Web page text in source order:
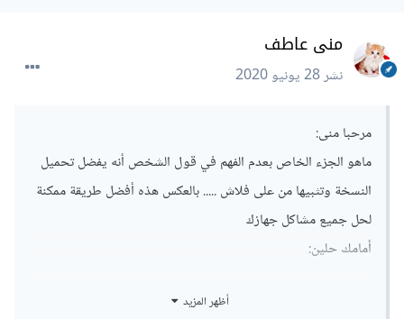
منى عاطف
نشر28 يونيو 2020
مرحبا منى:
ماهو الجزء الخاص بعدم الفهم في قول الشخص أنه يفضل تحميل
النسخة وتثبيها من على فلاش ..... بالعكس هذه أفضل طريقة ممكنة
لحل جميع مشاكل جهازك
أمامك حلين:
الترقية عن طريق التحديثات الخاصة بالنسخة الحالية ولكن
لا أضمن لكي أن الجهاز سيعمل بكفاءة وخصوصاً إذا كانت
أظهر المزيد